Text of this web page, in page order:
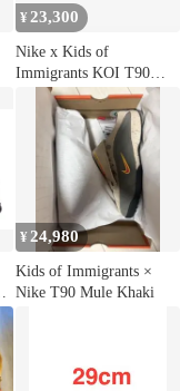
¥ 23,300
Nike x Kids of
Immigrants KOI T90
¥ 24,980
Kids of Immigrants ×
Nike T90 Mule Khaki